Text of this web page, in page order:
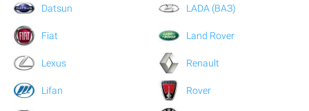
Datsun
Fiat
LADA (ВАЗ)
Land Rover
Lexus
Lifan
Renault
Rover